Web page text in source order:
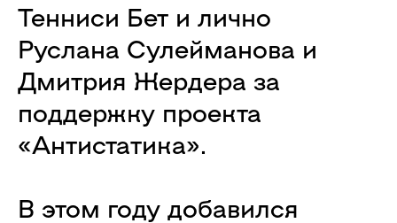
Тенниси Бет и лично
Руслана Сулейманова и
Дмитрия Жердера за
поддержку проекта
«Антистатика».
В этом году добавился